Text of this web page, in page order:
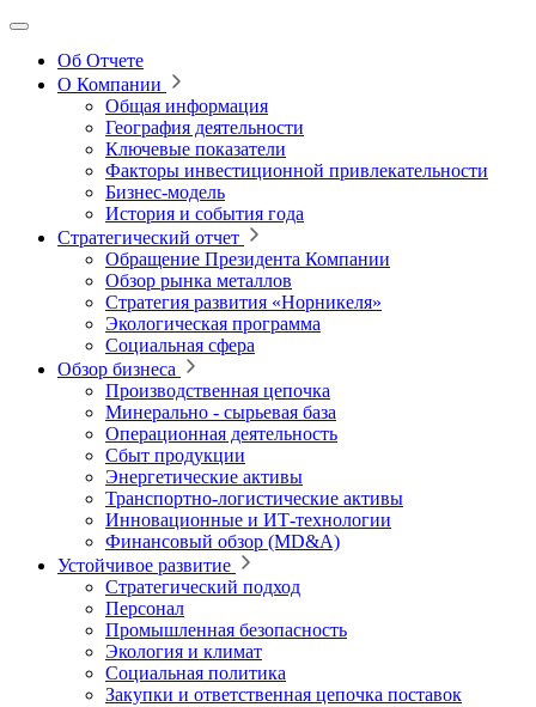
Об Отчете
О Компании
Общая информация
География деятельности
Ключевые показатели
Факторы инвестиционной привлекательности
Бизнес-модель
История и события года
Стратегический отчет
Обращение Президента Компании
Обзор рынка металлов
Стратегия развития «Норникеля»
Экологическая программа
Социальная сфера
Обзор бизнеса
Производственная цепочка
Минерально ‑ сырьевая база
Операционная деятельность
Сбыт продукции
Энергетические активы
Транспортно-логистические активы
Инновационные и ИТ‑технологии
Финансовый обзор (MD&A)
Устойчивое развитие
Стратегический подход
Персонал
Промышленная безопасность
Экология и климат
Социальная политика
Закупки и ответственная цепочка поставок